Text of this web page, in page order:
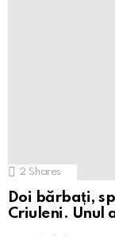
2 Shares
Doi bărbați,
Criuleni. Unul